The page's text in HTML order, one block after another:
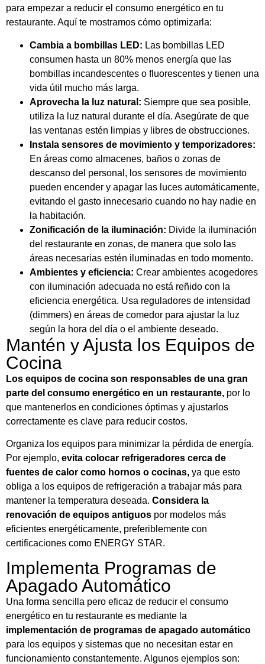
para empezar a reducir el consumo energético en tu
restaurante. Aquí te mostramos cómo optimizarla:
Cambia a bombillas LED: Las bombillas LED
consumen hasta un 80% menos energía que las
bombillas incandescentes o fluorescentes y tienen una
vida útil mucho más larga.
Aprovecha la luz natural: Siempre que sea posible,
utiliza la luz natural durante el día. Asegúrate de que
las ventanas estén limpias y libres de obstrucciones.
Instala sensores de movimiento y temporizadores:
En áreas como almacenes, baños o zonas de
descanso del personal, los sensores de movimiento
pueden encender y apagar las luces automáticamente,
evitando el gasto innecesario cuando no hay nadie en
la habitación.
Zonificación de la iluminación: Divide la iluminación
del restaurante en zonas, de manera que solo las
áreas necesarias estén iluminadas en todo momento.
Ambientes y eficiencia: Crear ambientes acogedores
con iluminación adecuada no está reñido con la
eficiencia energética. Usa reguladores de intensidad
(dimmers) en áreas de comedor para ajustar la luz
según la hora del día o el ambiente deseado.
Mantén y Ajusta los Equipos de
Cocina
Los equipos de cocina son responsables de una gran
parte del consumo energético en un restaurante, por lo
que mantenerlos en condiciones óptimas y ajustarlos
correctamente es clave para reducir costos.
Organiza los equipos para minimizar la pérdida de energía.
Por ejemplo, evita colocar refrigeradores cerca de
fuentes de calor como hornos o cocinas, ya que esto
obliga a los equipos de refrigeración a trabajar más para
mantener la temperatura deseada. Considera la
renovación de equipos antiguos por modelos más
eficientes energéticamente, preferiblemente con
certificaciones como ENERGY STAR.
Implementa Programas de
Apagado Automático
Una forma sencilla pero eficaz de reducir el consumo
energético en tu restaurante es mediante la
implementación de programas de apagado automático
para los equipos y sistemas que no necesitan estar en
funcionamiento constantemente. Algunos ejemplos son: